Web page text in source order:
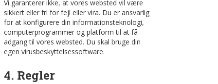
Vi garanterer ikke, at vores websted vil være
sikkert eller fri for fejl eller vira. Du er ansvarlig
for at konfigurere din informationsteknologi,
computerprogrammer og platform til at få
adgang til vores websted. Du skal bruge din
egen virusbeskyttelsessoftware.
4. Regler